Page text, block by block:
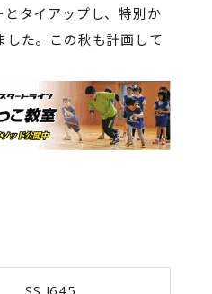
タイアップし、特別か
した。この秋も計画して
SS J645